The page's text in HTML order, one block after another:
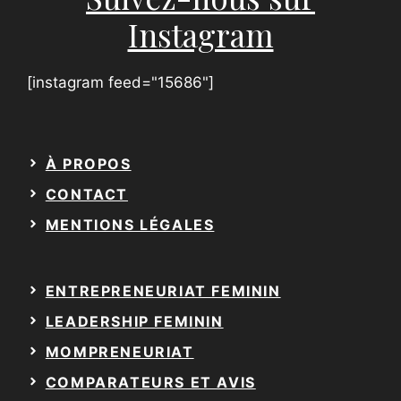
Instagram
[instagram feed="15686"]
À PROPOS
CONTACT
MENTIONS LÉGALES
ENTREPRENEURIAT FEMININ
LEADERSHIP FEMININ
MOMPRENEURIAT
COMPARATEURS ET AVIS